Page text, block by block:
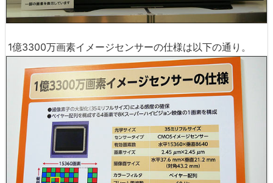
1億3300万画素イメージセンサーの仕様は以下の通り。